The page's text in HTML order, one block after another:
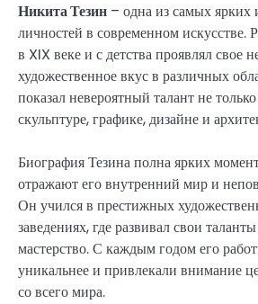
Никита Тезин – одна из самых ярких
личностей в современном искусстве.
в XIX веке и с детства проявлял свое
художественное вкус в различных
показал невероятный талант не
скульптуре, графике, дизайне и
Биография Тезина полна ярких
отражают его внутренний мир и
Он учился в престижных
заведениях, где развивал свои
мастерство. С каждым годом его
уникальнее и привлекали внимание
со всего мира.